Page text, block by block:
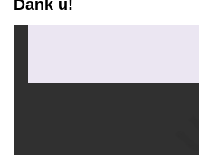
Dank u!